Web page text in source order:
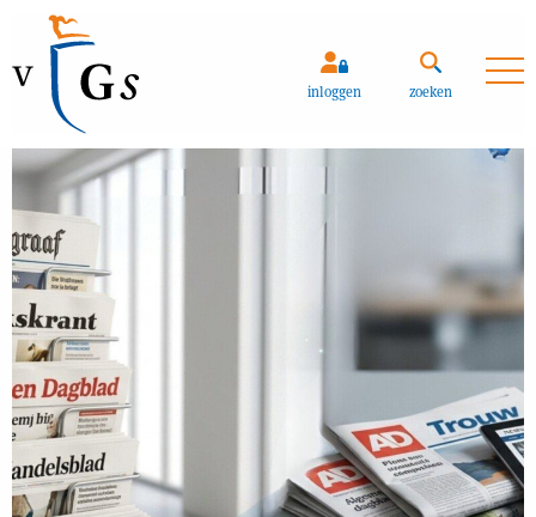
inloggen zoekenZoeken